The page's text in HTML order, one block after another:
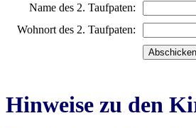
Name des 2. Taufpaten:
Wohnort des 2. Taufpaten:
Hinweise zu den